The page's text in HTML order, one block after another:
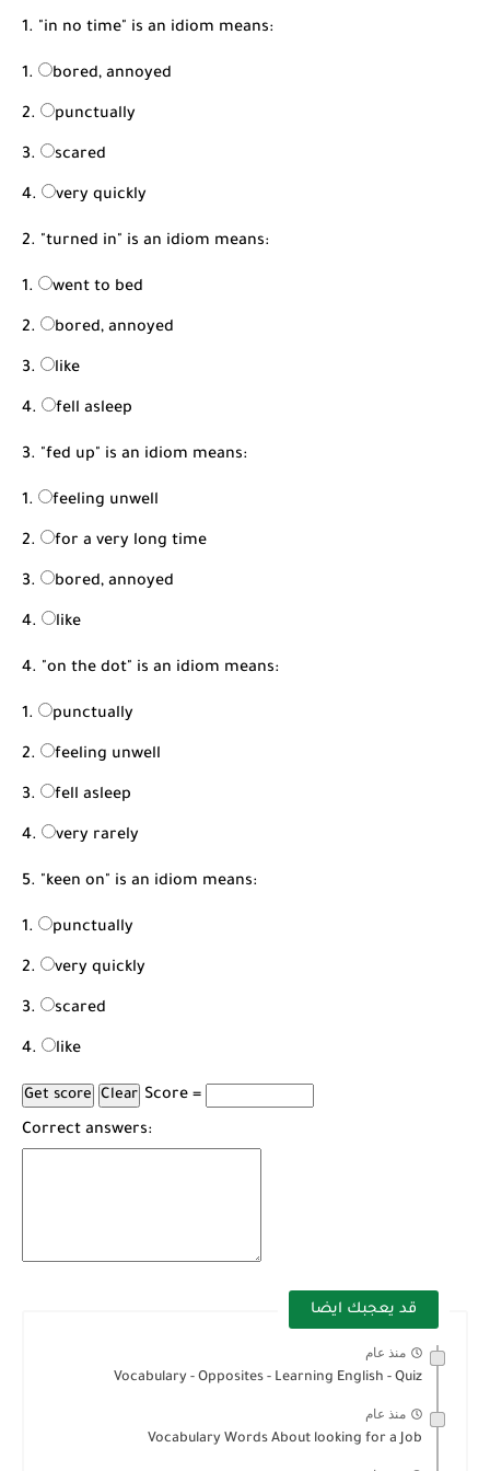
1. "in no time" is an idiom means:
bored, annoyed
punctually
scared
very quickly
2. "turned in" is an idiom means:
went to bed
bored, annoyed
like
fell asleep
3. "fed up" is an idiom means:
feeling unwell
for a very long time
bored, annoyed
like
4. "on the dot" is an idiom means:
punctually
feeling unwell
fell asleep
very rarely
5. "keen on" is an idiom means:
punctually
very quickly
scared
like
Score =
Correct answers:
قد يعجبك ايضا
منذ عام
Vocabulary - Opposites - Learning English - Quiz
منذ عام
Vocabulary Words About looking for a Job